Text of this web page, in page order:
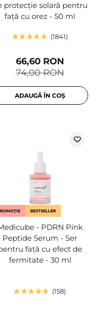
protecție solară pentru
față cu orez - 50 ml
1841
74,00 RON
66,60 RON
ADAUGĂ ÎN COȘ
BESTSELLER
- PDRN Pink
Peptide Serum - Ser
față cu efect de
fermitate - 30 ml
158